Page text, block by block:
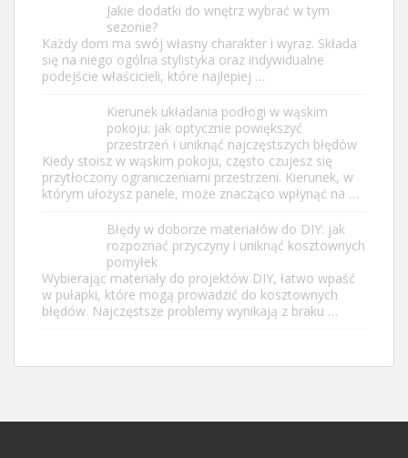
Jakie dodatki do wnętrz wybrać w tym
sezonie?
Każdy dom ma swój własny charakter i
wyraz. Składa się na niego ogólna stylistyka
oraz indywidualne podejście właścicieli,
Kierunek układania podłogi w wąskim
pokoju: jak optycznie powiększyć
przestrzeń i uniknąć najczęstszych błędów
przytłoczony ograniczeniami przestrzeni. Kierunek, w
którym ułożysz panele, może znacząco wpłynąć na …
Błędy w doborze materiałów do DIY: jak
rozpoznać przyczyny i uniknąć kosztownych
pomyłek